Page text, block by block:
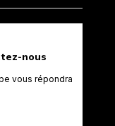
nous
vous répondra